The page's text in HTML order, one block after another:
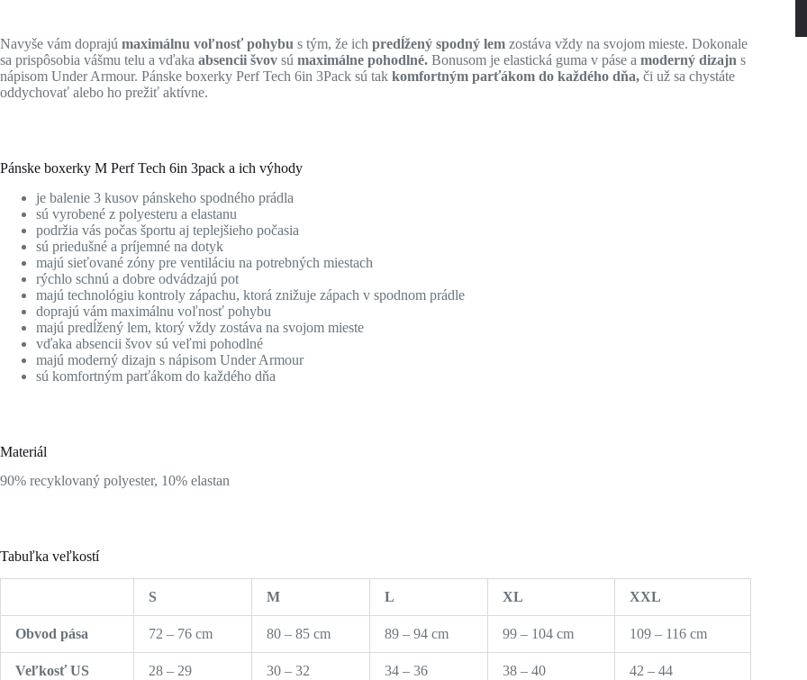
Navyše vám doprajú maximálnu voľnosť pohybu s tým, že ich predĺžený spodný lem zostáva vždy na svojom mieste. Dokonale
sa prispôsobia vášmu telu a vďaka absencii švov sú maximálne pohodlné. Bonusom je elastická guma v páse a moderný dizajn s
nápisom Under Armour. Pánske boxerky Perf Tech 6in 3Pack sú tak komfortným parťákom do každého dňa, či už sa chystáte
oddychovať alebo ho prežiť aktívne.
Pánske boxerky M Perf Tech 6in 3pack a ich výhody
je balenie 3 kusov pánskeho spodného prádla
sú vyrobené z polyesteru a elastanu
podržia vás počas športu aj teplejšieho počasia
sú priedušné a príjemné na dotyk
majú sieťované zóny pre ventiláciu na potrebných miestach
rýchlo schnú a dobre odvádzajú pot
majú technológiu kontroly zápachu, ktorá znižuje zápach v spodnom prádle
doprajú vám maximálnu voľnosť pohybu
majú predĺžený lem, ktorý vždy zostáva na svojom mieste
vďaka absencii švov sú veľmi pohodlné
majú moderný dizajn s nápisom Under Armour
sú komfortným parťákom do každého dňa
Materiál
90% recyklovaný polyester, 10% elastan
Tabuľka veľkostí
S M L XL XXL
Obvod pása 72 – 76 cm 80 – 85 cm 89 – 94 cm 99 – 104 cm 109 – 116 cm
Veľkosť US 28 – 29 30 – 32 34 – 36 38 – 40 42 – 44